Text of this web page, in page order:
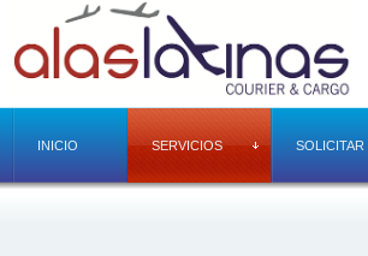
INICIO SERVICIOS